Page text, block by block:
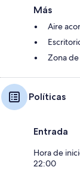
Más
Aire
Zona
Políticas
Entrada
Hora de
22:00